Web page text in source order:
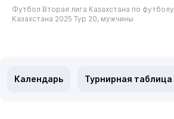
Футбол Вторая лига Казахстана по футболу
Казахстана 2025 Тур 20, мужчины
Календарь Турнирная таблица